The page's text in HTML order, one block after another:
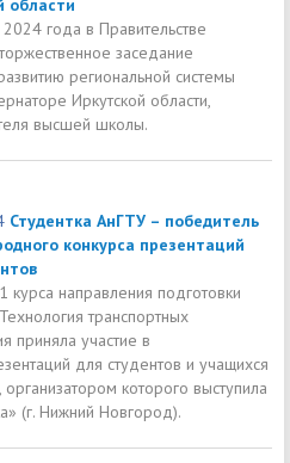
года в Правительстве
заседание
региональной системы
Иркутской области,
высшей школы.
Студентка АнГТУ – победитель
конкурса презентаций
курса направления подготовки
транспортных
приняла участие в
для студентов и учащихся
которого выступила
(г. Нижний Новгород).